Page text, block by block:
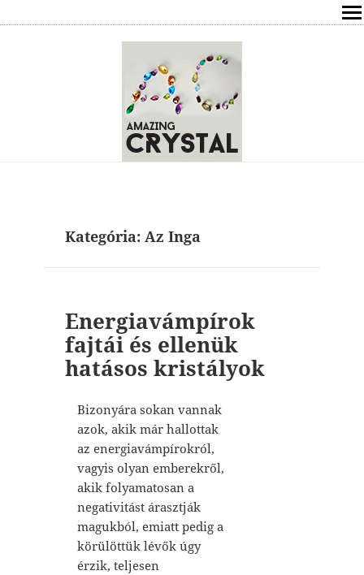
ÍRÁSOK
ÁSVÁNYOK HATÁSAI
ONLINE GYÓGYÍTÁS,TANÁCSADÁS
VÁSÁRLÁS / KOSÁR
Kategória: Az Inga
Energiavámpírok
fajtái és ellenük
hatásos kristályok
Bizonyára sokan vannak
azok, akik már hallottak
az energiavámpírokról,
vagyis olyan emberekről,
akik folyamatosan a
negativitást árasztják
magukból, emiatt pedig a
körülöttük lévők úgy
érzik, teljesen